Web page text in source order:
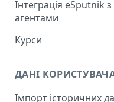
Розумні кампанії з
практичний гід по ШІ
старт
Поширені питання:
Підключення МФА
Керування
Інтеграція eSputnik
агентами
Налаштування
для Claude Code та
Налаштування
для OpenAI Codex
Курси
ДАНІ
Імпорт історичних